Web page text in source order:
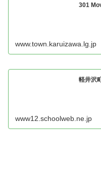
301
www.town.karuizawa.lg.jp
軽井沢
www12.schoolweb.ne.jp